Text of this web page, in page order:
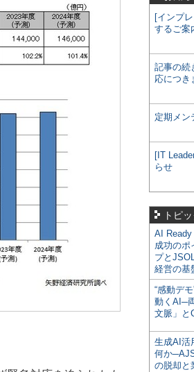
[インプ
するご案
記事の続
応につき
定期メン
[IT
らせ
トピ
AI Ready
成功のポ
プと
経営の基
“感動デ
動くAI─
文脈」と
生成AI活
何か
の脱却と